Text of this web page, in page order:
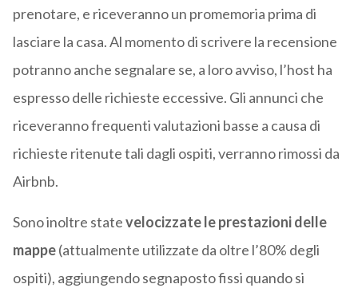
prenotare, e riceveranno un promemoria prima di
lasciare la casa. Al momento di scrivere la recensione
potranno anche segnalare se, a loro avviso, l’host ha
espresso delle richieste eccessive. Gli annunci che
riceveranno frequenti valutazioni basse a causa di
richieste ritenute tali dagli ospiti, verranno rimossi da
Airbnb.
Sono inoltre statevelocizzate le prestazioni delle
mappe(attualmente utilizzate da oltre l’80% degli
ospiti), aggiungendo segnaposto fissi quando si